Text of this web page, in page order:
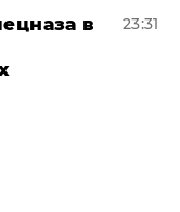
в
23:31